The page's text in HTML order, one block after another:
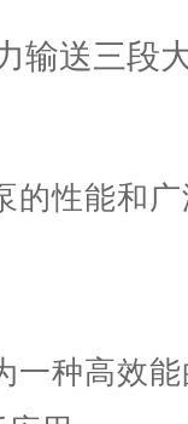
的性能和
一种高效